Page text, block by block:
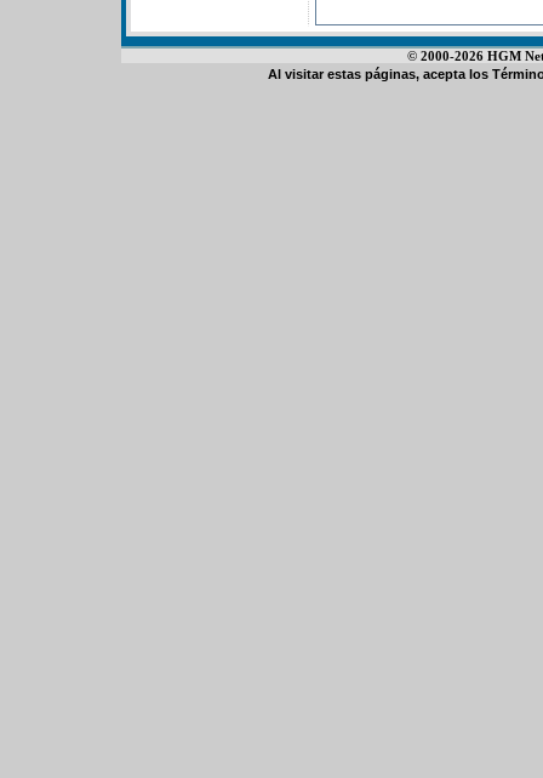
© 2000-2026 HGM
Al visitar estas páginas, acepta los